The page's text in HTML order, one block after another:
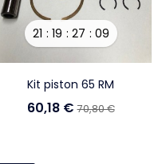
21 19 27 08
Kit piston 65 RM
60,18 €70,80 €